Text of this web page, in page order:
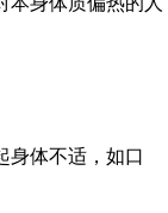
身体不适，如口